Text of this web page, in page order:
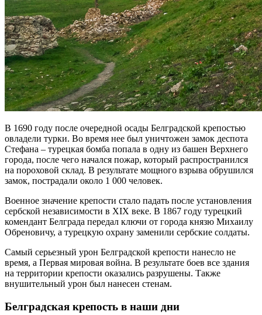
В 1690 году после очередной осады Белградской крепостью
овладели турки. Во время нее был уничтожен замок деспота
Стефана – турецкая бомба попала в одну из башен Верхнего
города, после чего начался пожар, который распространился
на пороховой склад. В результате мощного взрыва обрушился
замок, пострадали около 1 000 человек.
Военное значение крепости стало падать после установления
сербской независимости в XIX веке. В 1867 году турецкий
комендант Белграда передал ключи от города князю Михаилу
Обреновичу, а турецкую охрану заменили сербские солдаты.
Самый серьезный урон Белградской крепости нанесло не
время, а Первая мировая война. В результате боев все здания
на территории крепости оказались разрушены. Также
внушительный урон был нанесен стенам.
Белградская крепость в наши дни